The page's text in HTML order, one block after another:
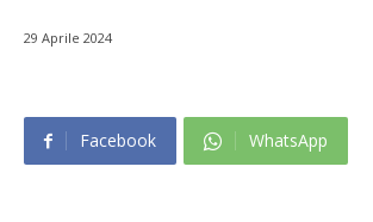
29 Aprile 2024
Facebook WhatsApp